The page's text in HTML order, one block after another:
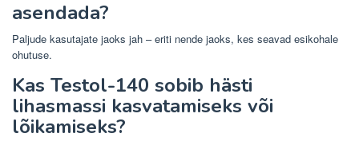
asendada?
Paljude kasutajate jaoks jah – eriti nende jaoks, kes seavad esikohale
ohutuse.
Kas Testol-140 sobib hästi
lihasmassi kasvatamiseks või
lõikamiseks?